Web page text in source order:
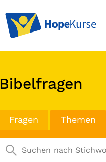
Bibelfragen
Fragen Themen